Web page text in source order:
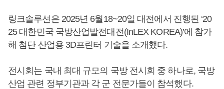
링크솔루션은 2025년 6월18~20일 대전에서 진행된 ‘20
25 대한민국 국방산업발전대전(InLEX KOREA)’에 참가
해 첨단 산업용 3D프린터 기술을 소개했다.
전시회는 국내 최대 규모의 국방 전시회 중 하나로, 국방
산업 관련 정부기관과 각 군 전문가들이 참석했다.